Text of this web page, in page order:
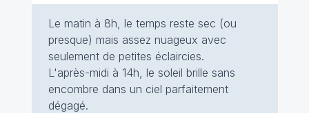
Le matin à 8h, le temps reste sec (ou
presque) mais assez nuageux avec
seulement de petites éclaircies.
L'après-midi à 14h, le soleil brille sans
encombre dans un ciel parfaitement
dégagé.